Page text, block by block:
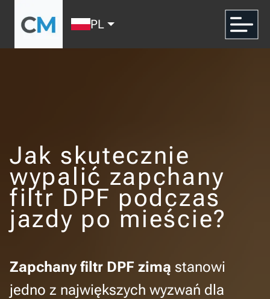
PL
Jak skutecznie
wypalić zapchany
filtr DPF podczas
jazdy po mieście?
Zapchany filtr DPF zimą stanowi
jedno z największych wyzwań dla